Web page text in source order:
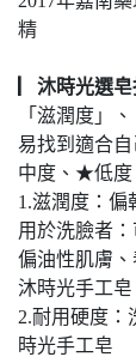
精
▏沐時光選
「滋潤度」
易找到適合
中度、★低度
1.滋潤度：偏
用於洗臉者
偏油性肌膚
沐時光手工皂
2.耐用硬度：
時光手工皂